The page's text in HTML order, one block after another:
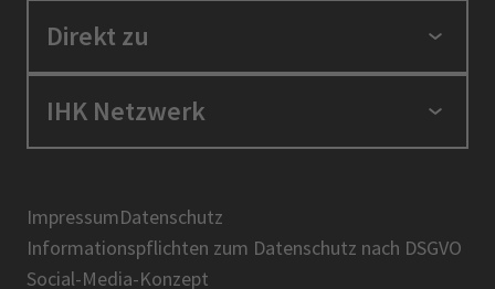
Standortpolitik
Berufszugang
Über uns
Direkt zu
Positionen
Presse
IHK-Magazin
IHK Netzwerk
BIHK
DIHK
ImpressumDatenschutz
Informationspflichten zum Datenschutz nach DSGVO
Social-Media-Konzept